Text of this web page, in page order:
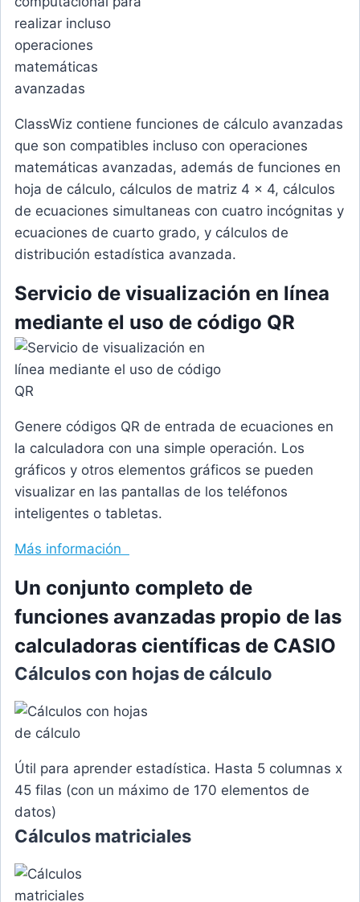
ClassWiz contiene funciones de cálculo avanzadas
que son compatibles incluso con operaciones
matemáticas avanzadas, además de funciones en
hoja de cálculo, cálculos de matriz 4 x 4, cálculos
de ecuaciones simultaneas con cuatro incógnitas y
ecuaciones de cuarto grado, y cálculos de
distribución estadística avanzada.
Servicio de visualización en línea
mediante el uso de código QR
Genere códigos QR de entrada de ecuaciones en
la calculadora con una simple operación. Los
gráficos y otros elementos gráficos se pueden
visualizar en las pantallas de los teléfonos
inteligentes o tabletas.
Más información
Un conjunto completo de
funciones avanzadas propio de las
calculadoras científicas de CASIO
Cálculos con hojas de cálculo
Útil para aprender estadística. Hasta 5 columnas x
45 filas (con un máximo de 170 elementos de
datos)
Cálculos matriciales